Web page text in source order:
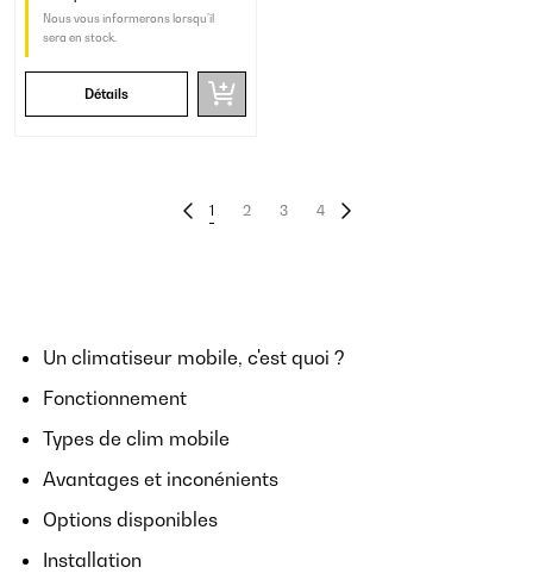
Nous vous informerons lorsqu’il
sera en stock.
Détails
1 2 3 4
Un climatiseur mobile, c'est quoi ?
Fonctionnement
Types de clim mobile
Avantages et inconénients
Options disponibles
Installation